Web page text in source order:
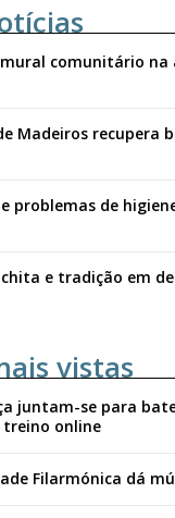
comunitário na
Madeiros recupera
problemas de
e tradição em
vistas
juntam-se para
online
Filarmónica dá